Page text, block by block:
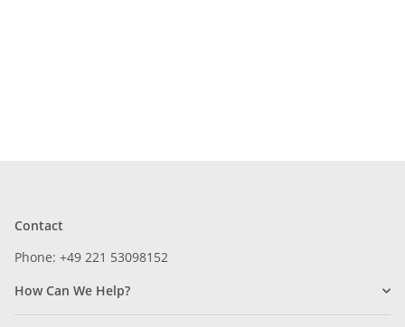
Contact
Phone: +49 221 53098152
How Can We Help?